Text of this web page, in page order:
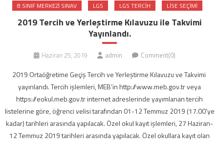
8.SINIF MERKEZI SINAV LGS LGS TERCIH LISE SEÇIMI
2019 Tercih ve Yerleştirme Kılavuzu ile Takvimi
Yayınlandı.
Haziran 25, 2019 admin Comment(0)
2019 Ortaöğretime Geçiş Tercih ve Yerleştirme Kılavuzu ve Takvimi
yayınlandı. Tercih işlemleri, MEB’in http://www.meb.gov.tr veya
https://e­okul.meb.gov.tr internet adreslerinde yayımlanan tercih
listelerine göre, öğrenci velisi tarafından 01-12 Temmuz 2019 (17.00’ye
kadar) tarihleri arasında yapılacak. Özel okul kayıt işlemleri, 27 Haziran-
12 Temmuz 2019 tarihleri arasında yapılacak. Özel okullara kayıt olan